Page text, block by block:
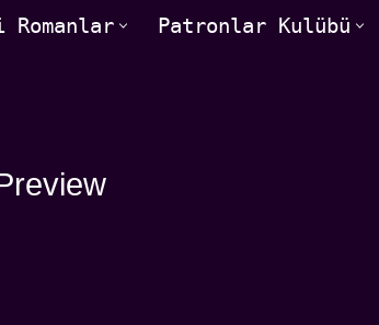
Romanlar
Patronlar Kulübü